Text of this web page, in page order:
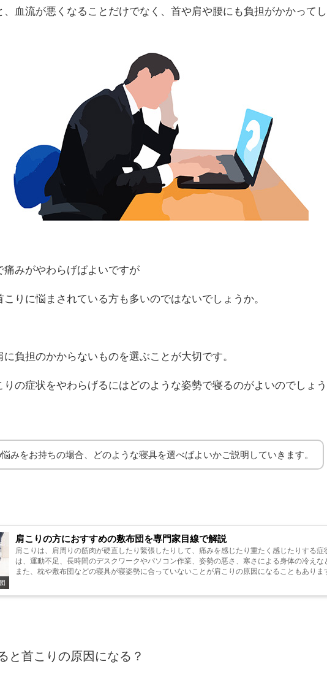
血流が悪くなることだけでなく、首や肩や腰にも負担がかかってし
痛みがやわらげばよいですが
こりに悩まされている方も多いのではないでしょうか。
負担のかからないものを選ぶことが大切です。
りの症状をやわらげるにはどのような姿勢で寝るのがよいのでしょう
みをお持ちの場合、どのような寝具を選べばよいかご説明していきます。
肩こりの方におすすめの敷布団を専門家目線で解説
肩こりは、肩周りの筋肉が硬直したり緊張したりして、痛みを感じたり重たく感じたりする症
は、運動不足、長時間のデスクワークやパソコン作業、姿勢の悪さ、寒さによる身体の冷えな
また、枕や敷布団などの寝具が寝姿勢に合っていないことが肩こりの原因になることもありま
と首こりの原因になる？